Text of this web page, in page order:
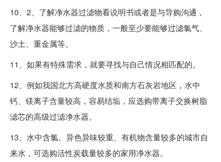
10、2、了解净水器过滤物看说明书或者是与导购沟通，
了解净水器能够过滤的物质，一般至少要能够过滤氯气、
沙土、重金属等。
11、如果有特殊需求，就要寻找与自己情况相匹配的。
12、例如我国北方高硬度水质和南方石灰岩地区，水中
钙、镁离子含量较高，容易结垢，应选购带离子交换树脂
滤芯的高级过滤净水器。
13、水中含氯、异色异味较重、有机物含量较多的城市自
来水，可选购活性炭载量较多的家用净水器。